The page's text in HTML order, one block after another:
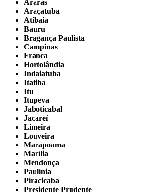
Araras
Araçatuba
Atibaia
Bauru
Bragança Paulista
Campinas
Franca
Hortolândia
Indaiatuba
Itatiba
Itu
Itupeva
Jaboticabal
Jacareí
Limeira
Louveira
Marapoama
Marília
Mendonça
Paulínia
Piracicaba
Presidente Prudente